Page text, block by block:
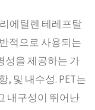
에틸렌 테레프탈
적으로 사용되는
성을 제공하는 가
, 및 내수성. PET는
내구성이 뛰어난